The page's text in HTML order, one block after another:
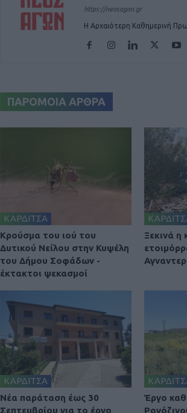
https://neosagon.gr
Η Αρχαιότερη Καθημερινή
ΠΑΡΟΜΟΙΑ ΑΡΘΡΑ
ΚΑΡΔΙΤΣΑ
Κρούσμα του ιού του
Δυτικού Νείλου στην Κυψέλη
του Δήμου Σοφάδων -
έκτακτοι ψεκασμοί
Ξεκινά η
ΚΑΡΔΙΤΣΑ
Νέα παράταση έως 30
Σεπτεμβρίου για το έργο
Έργο